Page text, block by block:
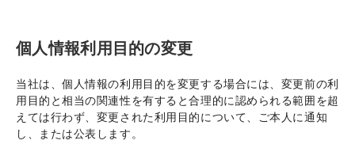
個人情報利用目的の変更
当社は、個人情報の利用目的を変更する場合には、変更前の利
用目的と相当の関連性を有すると合理的に認められる範囲を超
えては行わず、変更された利用目的について、ご本人に通知
し、または公表します。